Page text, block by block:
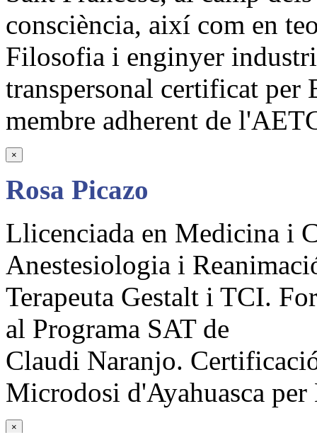
consciència, així com en
Filosofia i enginyer
transpersonal certificat per
membre adherent de
×
Rosa Picazo
Llicenciada en Medicina i
Anestesiologia i
Terapeuta Gestalt i TCI.
al Programa SAT de
Claudi Naranjo.
Microdosi d'Ayahuasca per
×